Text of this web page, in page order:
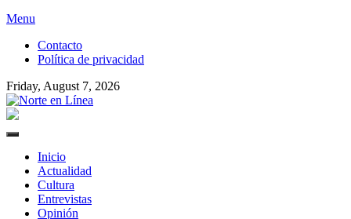
Skip
content
Menu
Contacto
Política de privacidad
Friday, August 7, 2026
Primary
Inicio
Actualidad
Cultura
Entrevistas
Opinión